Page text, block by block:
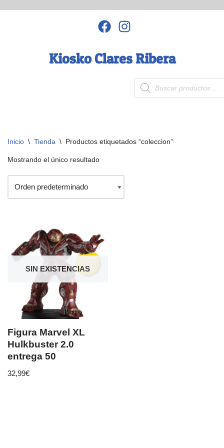
Kiosko Clares Ribera
Inicio \ Tienda \ Productos etiquetados “coleccion”
Mostrando el único resultado
SIN EXISTENCIAS
Figura Marvel XL
Hulkbuster 2.0
entrega 50
32,99€